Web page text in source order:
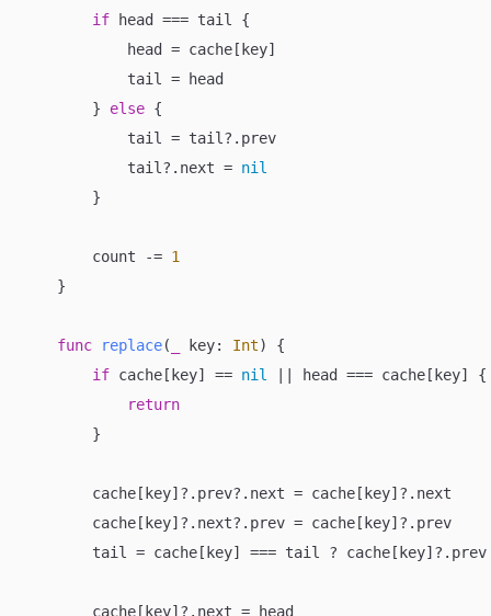
if head === tail {
            head
= cache[key]
            tail
= head
        }
else {
            tail
= tail ? .prev
            tail
? .next = nil
        }
        count
-= 1
    }
func replace( key: Int)
{
if cache[key] == nil head === cache[key] {
return
        }
        cache[key]
? .prev? .next = cache[key] ? .next
        cache[key]
? .next? .prev = cache[key] ? .prev
        tail
= cache[key] === tail ? cache[key] ?
        cache[key]
? .next = head